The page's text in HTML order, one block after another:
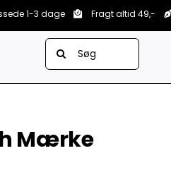
1-3 dage Fragt altid 49,-
Søg
efter:
Mærke